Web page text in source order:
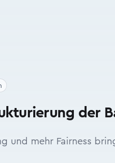
der
und mehr Fairness